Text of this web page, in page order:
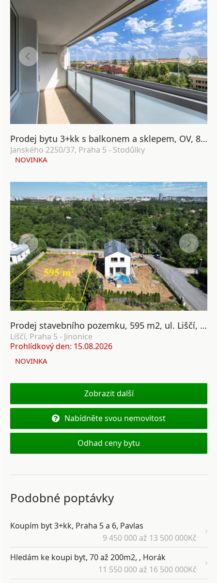
Prodej bytu 3+kk s balkonem a sklepem, OV, 84m2, ul. Janského 2250/37, Praha 5 - Stodůlky
Janského 2250/37, Praha 5 - Stodůlky
NOVINKA
Prodej stavebního pozemku, 595 m2, ul. Liščí, Nová Ves, Praha 5
Liščí, Praha 5 - Jinonice
Prohlídkový den: 15.08.2026
NOVINKA
Zobrazit další
Nabídněte svou nemovitost
Odhad ceny bytu
Podobné poptávky
Koupím byt 3+kk, Praha 5 a 6, Pavlas
9 450 000 až 13 500 000Kč
Hledám ke koupi byt, 70 až 200m2, , Horák
11 550 000 až 16 500 000Kč